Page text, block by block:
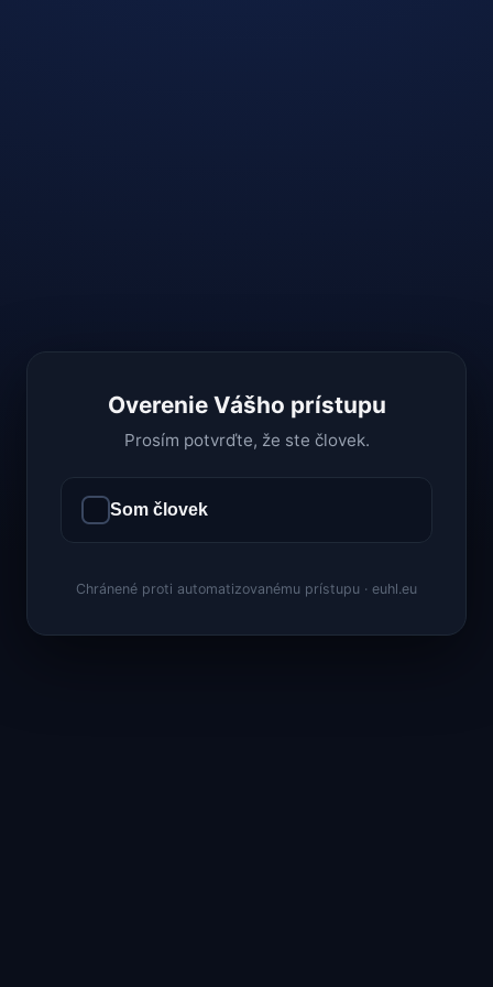
Overenie Vášho prístupu
Prosím potvrďte, že ste človek.
Som človek
Chránené proti automatizovanému prístupu · euhl.eu